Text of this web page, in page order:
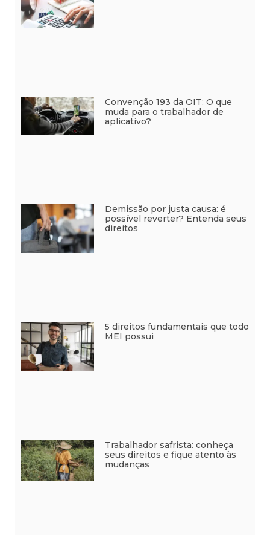
Convenção 193 da OIT: O que
muda para o trabalhador de
aplicativo?
Demissão por justa causa: é
possível reverter? Entenda seus
direitos
5 direitos fundamentais que todo
MEI possui
Trabalhador safrista: conheça
seus direitos e fique atento às
mudanças